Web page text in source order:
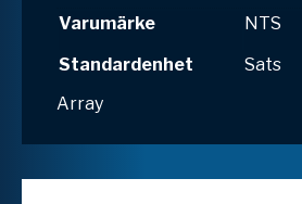
Varumärke
NTS
Standardenhet
Sats
Array